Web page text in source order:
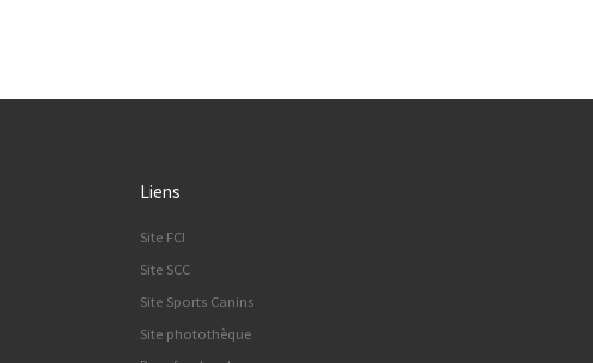
Liens
Site FCI
Site SCC
Site Sports Canins
Site photothèque